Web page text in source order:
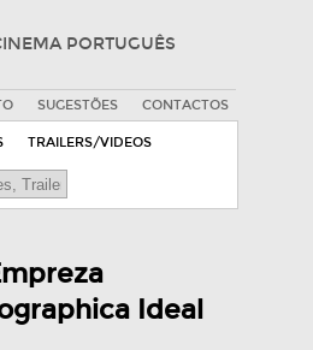
PORTUGUÊS
SUGESTÕES CONTACTOS
TRAILERS/VIDEOS
Ideal